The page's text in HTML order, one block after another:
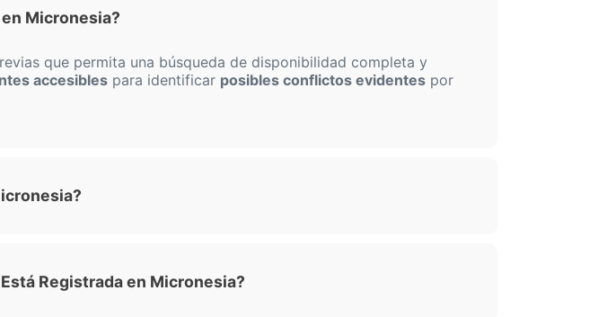
Micronesia?
que permita una búsqueda de disponibilidad completa y
accesibles para identificar posibles conflictos evidentes por
Registrada en Micronesia?